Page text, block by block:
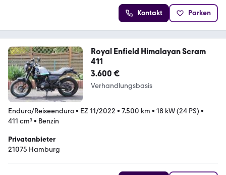
Kontakt Parken
Royal Enfield Himalayan Scram
411
3.600 €
Verhandlungsbasis
Enduro/Reiseenduro• EZ 11/2022 • 7.500 km • 18 kW (24 PS) •
411 cm³• Benzin
Privatanbieter
21075 Hamburg